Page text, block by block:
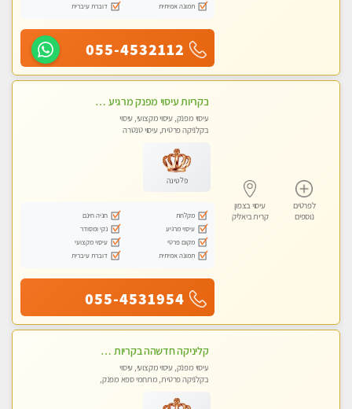
תמונה אמיתית
דוברת עיברית
055-4532112
לפרטים
נוספים
עיסוי בצפון
קרית ביאליק
בקריות עיסוי מפנק מרגיע ושקט במקום מדהים עיסוי מושקע מאוד
עיסוי מפנק, עיסוי מקצועי, עיסוי
בקלניקה פרטית, עיסוי טנטרה
פלטינה
מקלחת
חניה חינם
עיסוי מרגיע
נקי ומסודר
מקום פרטי
עיסוי מקצועי
תמונה אמיתית
דוברת עיברית
055-4531954
קליניקה חדשהה בקריות מעסה איכותית מפנקת ומקצועית מאוד+נשים +זוגות
עיסוי מפנק, עיסוי מקצועי, עיסוי
בקלניקה פרטית, מתחמי ספא מפנק,
לנשים בלבד